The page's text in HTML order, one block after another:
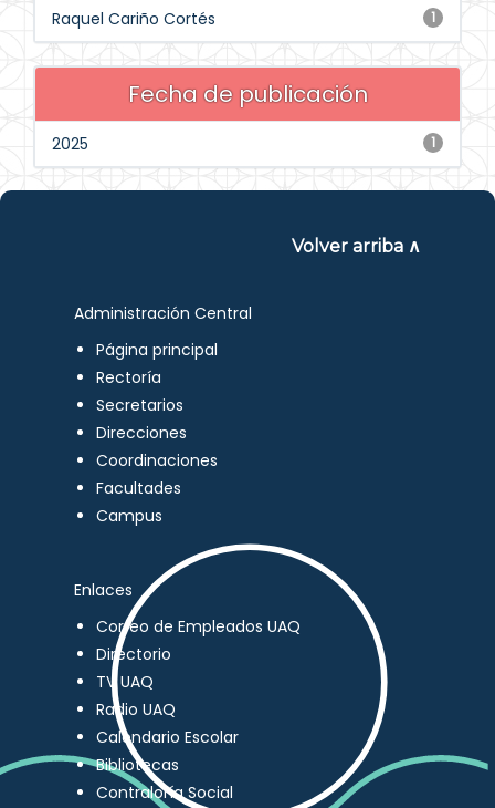
1
Raquel Cariño Cortés
Fecha de publicación
1
2025
Volver arriba ∧
Administración Central
Página principal
Rectoría
Secretarios
Direcciones
Coordinaciones
Facultades
Campus
Enlaces
Correo de Empleados UAQ
Directorio
TV UAQ
Radio UAQ
Calendario Escolar
Bibliotecas
Contraloría Social